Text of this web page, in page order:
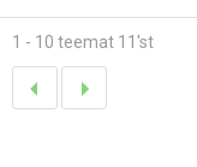
1 - 10 teemat 11'st